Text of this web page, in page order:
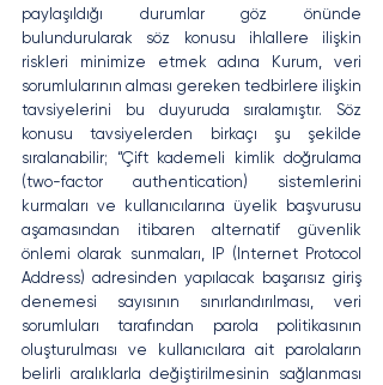
paylaşıldığı durumlar göz önünde
bulundurularak söz konusu ihlallere ilişkin
riskleri minimize etmek adına Kurum, veri
sorumlularının alması gereken tedbirlere ilişkin
tavsiyelerini bu duyuruda sıralamıştır. Söz
konusu tavsiyelerden birkaçı şu şekilde
sıralanabilir; “Çift kademeli kimlik doğrulama
(two-factor authentication) sistemlerini
kurmaları ve kullanıcılarına üyelik başvurusu
aşamasından itibaren alternatif güvenlik
önlemi olarak sunmaları, IP (Internet Protocol
Address) adresinden yapılacak başarısız giriş
denemesi sayısının sınırlandırılması, veri
sorumluları tarafından parola politikasının
oluşturulması ve kullanıcılara ait parolaların
belirli aralıklarla değiştirilmesinin sağlanması